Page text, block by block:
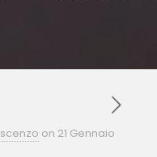
on 21 Gennaio